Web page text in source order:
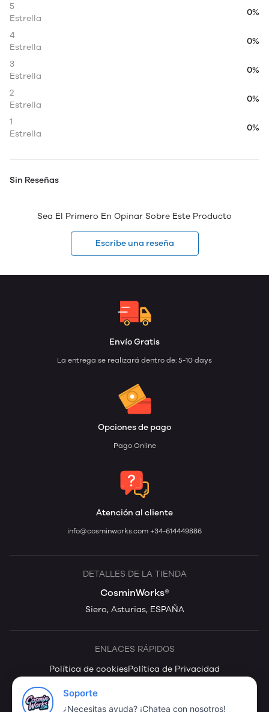
5
Estrella
0%
4
Estrella
0%
3
Estrella
0%
2
Estrella
0%
1
Estrella
0%
Sin Reseñas
Sea El Primero En Opinar Sobre Este Producto
Escribe una reseña
Envío Gratis
La entrega se realizará dentro de: 5-10 days
Opciones de pago
Pago Online
Atención al cliente
info@cosminworks.com +34-614449886
DETALLES DE LA TIENDA
CosminWorks®
Siero, Asturias, ESPAÑA
ENLACES RÁPIDOS
Política de cookiesPolítica de Privacidad